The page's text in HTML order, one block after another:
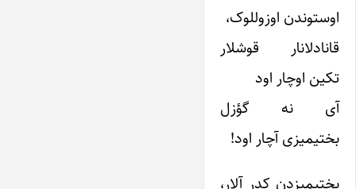
اوستوندن اوزوللوک،
قانادلانار قوشلار
تکین اوچار اود
آی نه گؤزل
بختیمیزی آچار اود!
بختیمیزدن کدر آلار،